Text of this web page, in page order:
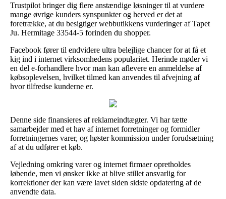
Trustpilot bringer dig flere anstændige løsninger til at vurdere
mange øvrige kunders synspunkter og herved er det at
foretrække, at du besigtiger webbutikkens vurderinger af Tapet
Ju. Hermitage 33544-5 forinden du shopper.
Facebook fører til endvidere ultra belejlige chancer for at få et
kig ind i internet virksomhedens popularitet. Herinde møder vi
en del e-forhandlere hvor man kan aflevere en anmeldelse af
købsoplevelsen, hvilket tilmed kan anvendes til afvejning af
hvor tilfredse kunderne er.
Denne side finansieres af reklameindtægter. Vi har tætte
samarbejder med et hav af internet forretninger og formidler
forretningernes varer, og høster kommission under forudsætning
af at du udfører et køb.
Vejledning omkring varer og internet firmaer opretholdes
løbende, men vi ønsker ikke at blive stillet ansvarlig for
korrektioner der kan være lavet siden sidste opdatering af de
anvendte data.